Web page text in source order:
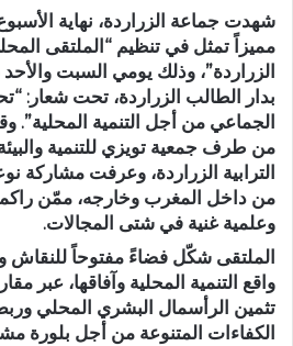
و
ن
ي
ا
شهدت جماعة الزراردة، نهاية
مميزاً تمثل في تنظيم “الملتقى
بدار الطالب الزراردة، تحت شعار:
الجماعي من أجل التنمية المحلية”.
من طرف جمعية تويزي للتنمية
الترابية الزراردة، وعرفت مشاركة
من داخل المغرب وخارجه، ممّن
وعلمية غنية في شتى المجالات.
الملتقى شكّل فضاءً مفتوحاً للنقاش
واقع التنمية المحلية وآفاقها، عبر
تثمين الرأسمال البشري المحلي
الكفاءات المتنوعة من أجل بلورة